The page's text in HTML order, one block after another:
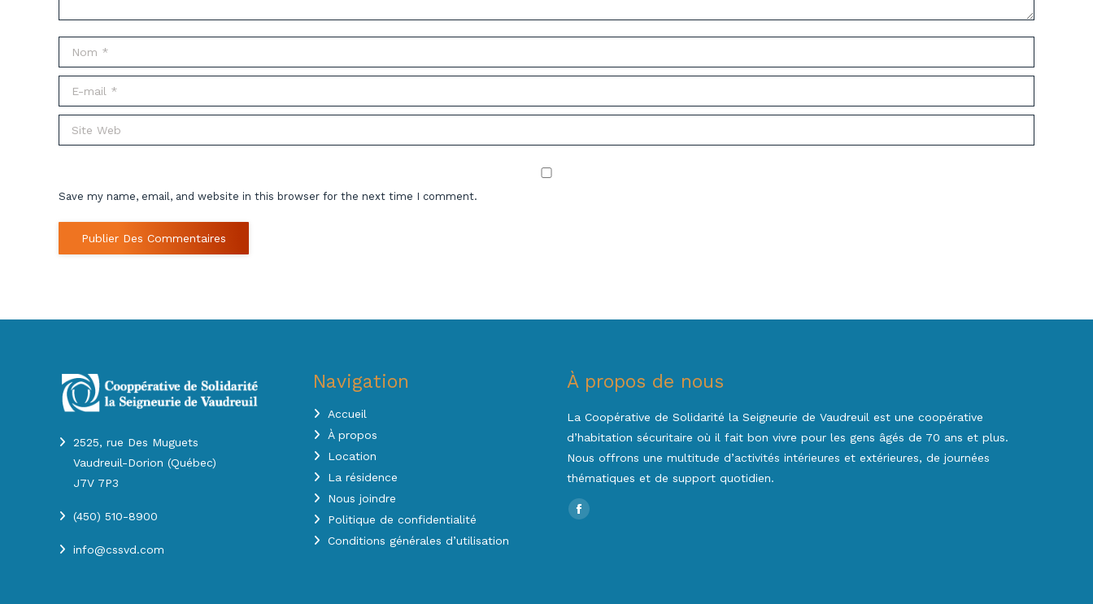
Nom *
E-mail *
Site Web
Save my name, email, and website in this browser for the next time I comment.
Publier Des Commentaires
2525, rue Des Muguets
Vaudreuil-Dorion (Québec)
J7V 7P3
(450) 510-8900
info@cssvd.com
Navigation
Accueil
À propos
Location
La résidence
Nous joindre
Politique de confidentialité
Conditions générales d’utilisation
À propos de nous
La Coopérative de Solidarité la Seigneurie de Vaudreuil est une coopérative
d’habitation sécuritaire où il fait bon vivre pour les gens âgés de 70 ans et plus.
Nous offrons une multitude d’activités intérieures et extérieures, de journées
thématiques et de support quotidien.
Trouvez nous sur :
Facebook